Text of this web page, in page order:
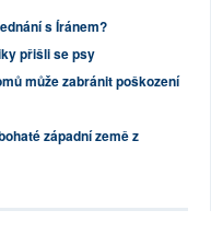
s Íránem?
přišli se psy
může zabránit poškození
západní země z